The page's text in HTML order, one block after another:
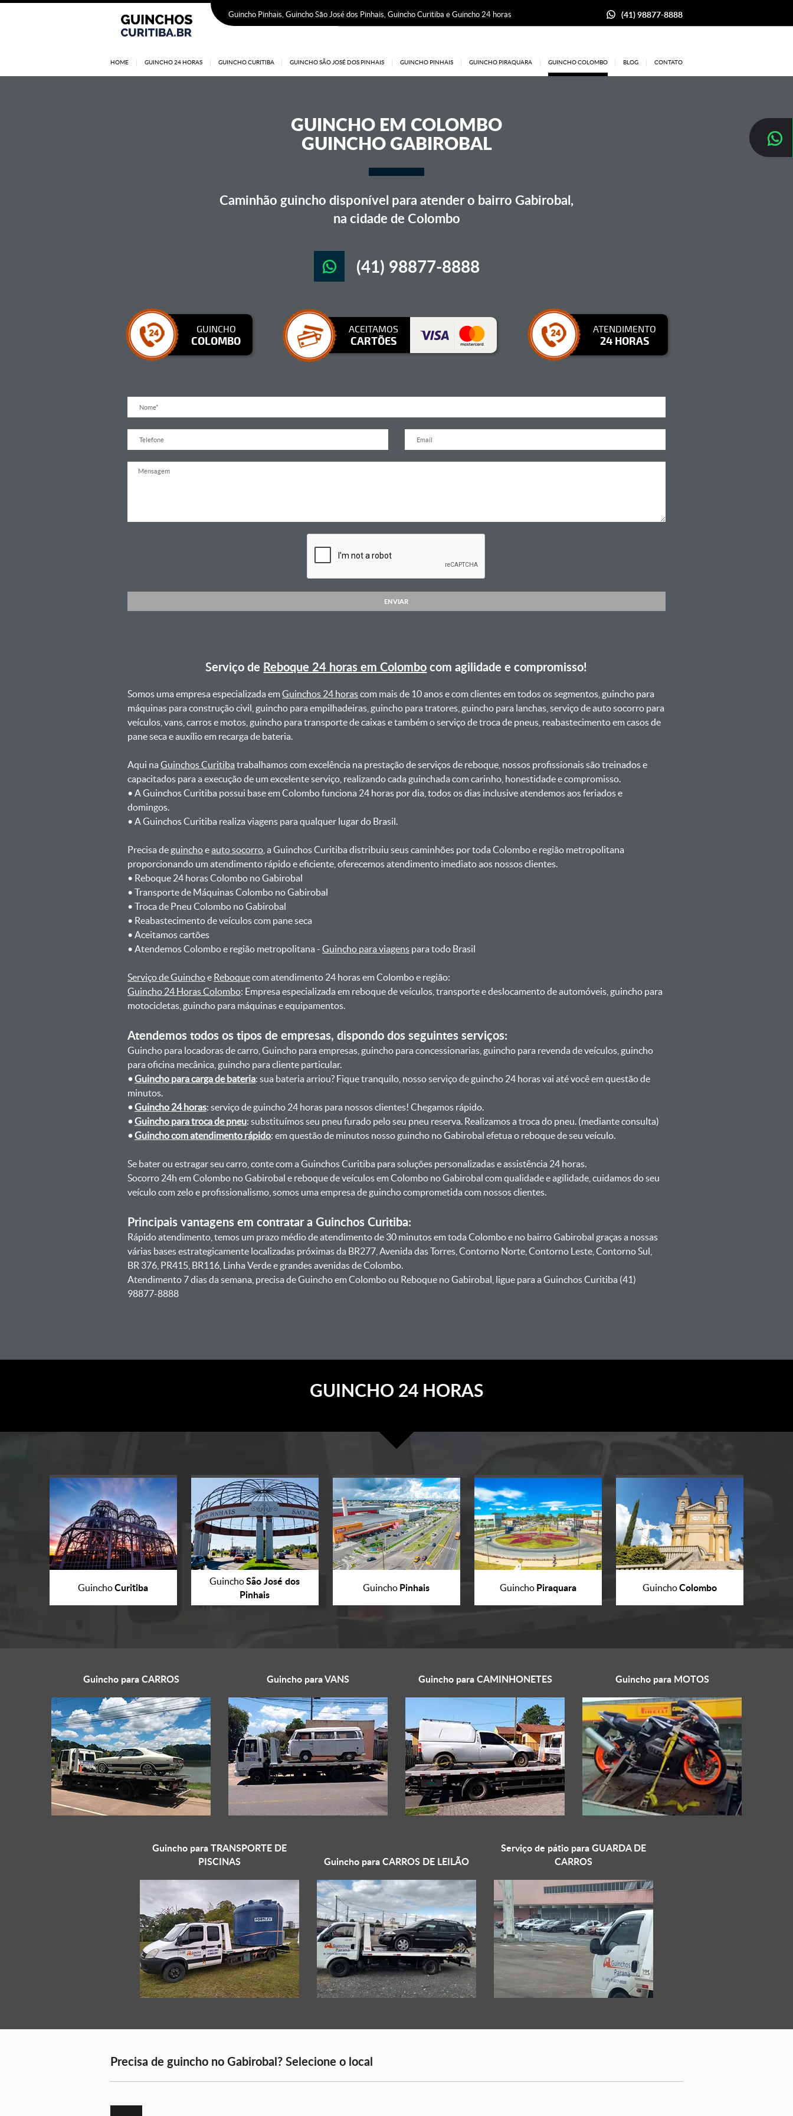
Guincho Pinhais, Guincho São José dos Pinhais, Guincho Curitiba e Guincho 24 horas (41) 98877-8888
HOME GUINCHO 24 HORAS GUINCHO CURITIBA GUINCHO SÃO JOSÉ DOS PINHAIS GUINCHO PINHAIS GUINCHO PIRAQUARA GUINCHO COLOMBO BLOG CONTATO
GUINCHO EM COLOMBO
GUINCHO GABIROBAL
Caminhão guincho disponível para atender o bairro Gabirobal,
na cidade de Colombo
(41) 98877-8888
GUINCHO
COLOMBO
ACEITAMOS
CARTÕES
ATENDIMENTO
24 HORAS
ENVIAR
Serviço de Reboque 24 horas em Colombocom agilidade e compromisso!
Somos uma empresa especializada emGuinchos 24 horascom mais de 10 anos e com clientes em todos os segmentos, guincho para
máquinas para construção civil, guincho para empilhadeiras, guincho para tratores, guincho para lanchas, serviço de auto socorro para
veículos, vans, carros e motos, guincho para transporte de caixas e também o serviço de troca de pneus, reabastecimento em casos de
pane seca e auxílio em recarga de bateria. ㅤㅤ
Aqui naGuinchos Curitiba trabalhamos com excelência na prestação de serviços de reboque, nossos profissionais são treinados e
capacitados para a execução de um excelente serviço, realizando cada guinchada com carinho, honestidade e compromisso.
ㅤㅤ• A Guinchos Curitiba possui base em Colombo funciona 24 horas por dia, todos os dias inclusive atendemos aos feriados e
domingos.
ㅤㅤ• A Guinchos Curitiba realiza viagens para qualquer lugar do Brasil.
Precisa de guinchoeauto socorro , a Guinchos Curitiba distribuiu seus caminhões por toda Colombo e região metropolitana
proporcionando um atendimento rápido e eficiente, oferecemos atendimento imediato aos nossos clientes.
ㅤㅤ• Reboque 24 horas Colombo no Gabirobal
ㅤㅤ• Transporte de Máquinas Colombo no Gabirobal
ㅤㅤ• Troca de Pneu Colombo no Gabirobal
ㅤㅤ• Reabastecimento de veículos com pane seca
ㅤㅤ• Aceitamos cartões
ㅤㅤ• Atendemos Colombo e região metropolitana -Guincho para viagens para todo Brasil
Serviço de Guinchoe Reboquecom atendimento 24 horas em Colombo e região:
Guincho 24 Horas Colombo: Empresa especializada em reboque de veículos, transporte e deslocamento de automóveis, guincho para
motocicletas, guincho para máquinas e equipamentos.
Atendemos todos os tipos de empresas, dispondo dos seguintes serviços:
Guincho para locadoras de carro, Guincho para empresas, guincho para concessionarias, guincho para revenda de veículos, guincho
para oficina mecânica, guincho para cliente particular.
•Guincho para carga de bateria: sua bateria arriou? Fique tranquilo, nosso serviço de guincho 24 horas vai até você em questão de
minutos.
•Guincho 24 horas: serviço de guincho 24 horas para nossos clientes! Chegamos rápido.
•Guincho para troca de pneu: substituímos seu pneu furado pelo seu pneu reserva. Realizamos a troca do pneu. (mediante consulta)
•Guincho com atendimento rápido: em questão de minutos nosso guincho no Gabirobal efetua o reboque de seu veículo.
Se bater ou estragar seu carro, conte com a Guinchos Curitiba para soluções personalizadas e assistência 24 horas.
Socorro 24h em Colombo no Gabirobal e reboque de veículos em Colombo no Gabirobal com qualidade e agilidade, cuidamos do seu
veículo com zelo e profissionalismo, somos uma empresa de guincho comprometida com nossos clientes.
Principais vantagens em contratar a Guinchos Curitiba:
Rápido atendimento, temos um prazo médio de atendimento de 30 minutos em toda Colombo e no bairro Gabirobal graças a nossas
várias bases estrategicamente localizadas próximas da BR277, Avenida das Torres, Contorno Norte, Contorno Leste, Contorno Sul,
BR 376, PR415, BR116, Linha Verde e grandes avenidas de Colombo.
Atendimento 7 dias da semana, precisa de Guincho em Colombo ou Reboque no Gabirobal, ligue para a Guinchos Curitiba (41)
98877-8888
GUINCHO 24 HORAS
GuinchoCuritiba GuinchoSão José dos
Pinhais
Guincho Pinhais Guincho Piraquara GuinchoColombo
Guincho paraCARROS Guincho paraVANS Guincho paraCAMINHONETES Guincho para MOTOS
Guincho paraTRANSPORTE DE
PISCINAS
Guincho paraCARROS DE LEILÃO
Serviço de pátio paraGUARDA DE
CARROS
Precisa de guincho no Gabirobal? Selecione o local